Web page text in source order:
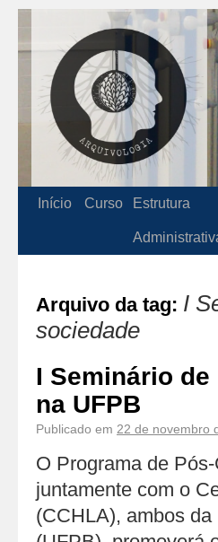
Início Curso Estrutura
Arquivo da tag: I
sociedade
I Seminário
na UFPB
Publicado em 22 de novembro
O Programa de
juntamente com o
(CCHLA), ambos